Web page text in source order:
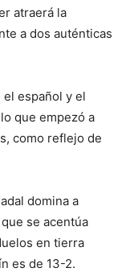
atraerá la
a dos auténticas
el español y el
que empezó a
como reflejo de
domina a
se acentúa
en tierra
es de 13-2.